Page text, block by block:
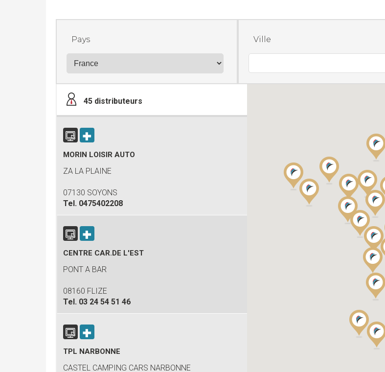
Pays Ville
45 distributeurs
MORIN LOISIR AUTO
ZA LA PLAINE
07130 SOYONS
Tel. 0475402208
CENTRE CAR.DE L'EST
PONT A BAR
08160 FLIZE
Tel. 03 24 54 51 46
TPL NARBONNE
CASTEL CAMPING CARS NARBONNE